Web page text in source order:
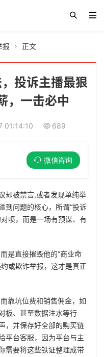
报  正文
投诉主播最狠
，一击必中
01:14:10 689
微信咨询
却被禁言,或者发现单纯举
到问题的核心，所谓“投诉
喷，而是一场有预谋、有
是直接摧毁他的“商业命
或欺诈举报，这才是真正
靠坑位费和销售佣金，如
板、甚至数据注水等行
，并保存好全部的购买链
平台客服，因为平台与主
需要将这些铁证整理成带